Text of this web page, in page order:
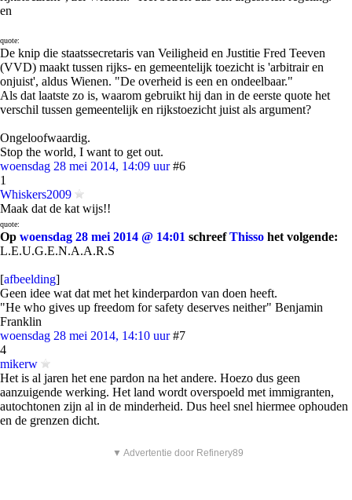
en
quote:
De knip die staatssecretaris van Veiligheid en Justitie Fred Teeven
(VVD) maakt tussen rijks- en gemeentelijk toezicht is 'arbitrair en
onjuist', aldus Wienen. "De overheid is een en ondeelbaar."
Als dat laatste zo is, waarom gebruikt hij dan in de eerste quote het
verschil tussen gemeentelijk en rijkstoezicht juist als argument?
Ongeloofwaardig.
Stop the world, I want to get out.
woensdag 28 mei 2014, 14:09 uur #6
1
Whiskers2009
Maak dat de kat wijs!!
quote:
Op woensdag 28 mei 2014 @ 14:01 schreefThisso het volgende:
L.E.U.G.E.N.A.A.R.S
[afbeelding]
Geen idee wat dat met het kinderpardon van doen heeft.
"He who gives up freedom for safety deserves neither" Benjamin
Franklin
woensdag 28 mei 2014, 14:10 uur #7
4
mikerw
Het is al jaren het ene pardon na het andere. Hoezo dus geen
aanzuigende werking. Het land wordt overspoeld met immigranten,
autochtonen zijn al in de minderheid. Dus heel snel hiermee ophouden
en de grenzen dicht.
▼ Advertentie door Refinery89